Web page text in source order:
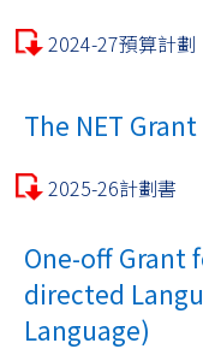
2024-27預算計劃
The NET Grant
2025-26計劃書
One-off Grant
directed
Language)